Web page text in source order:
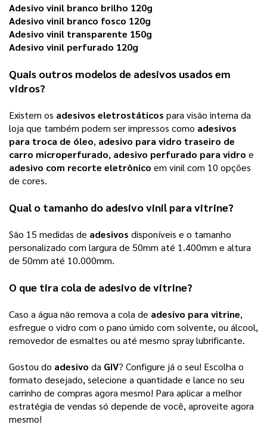
Adesivo vinil branco brilho 120g
Adesivo vinil branco fosco 120g
Adesivo vinil transparente 150g
Adesivo vinil perfurado 120g
Quais outros modelos de adesivos usados em
vidros?
Existem os adesivos eletrostáticos para visão interna da
loja que também podem ser impressos como adesivos
para troca de óleo, adesivo para vidro traseiro de
carro microperfurado, adesivo perfurado para vidro
adesivo com recorte eletrônico em vinil com 10 opções
de cores.
Qual o tamanho do adesivo vinil para vitrine?
São 15 medidas de adesivos disponíveis e o tamanho
personalizado com largura de 50mm até 1.400mm e altura
de 50mm até 10.000mm.
O que tira cola de adesivo de vitrine?
Caso a água não remova a cola de adesivo para vitrine,
esfregue o vidro com o pano úmido com solvente, ou álcool,
removedor de esmaltes ou até mesmo spray lubrificante.
Gostou do adesivo da GIV? Configure já o seu! Escolha o
formato desejado, selecione a quantidade e lance no seu
carrinho de compras agora mesmo! Para aplicar a melhor
estratégia de vendas só depende de você, aproveite agora
mesmo!